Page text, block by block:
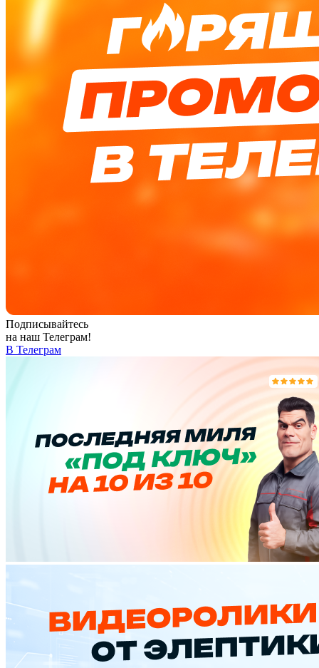
Подписывайтесь
на наш Телеграм!
В Телеграм